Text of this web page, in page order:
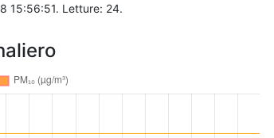
15:56:51. Letture: 24.